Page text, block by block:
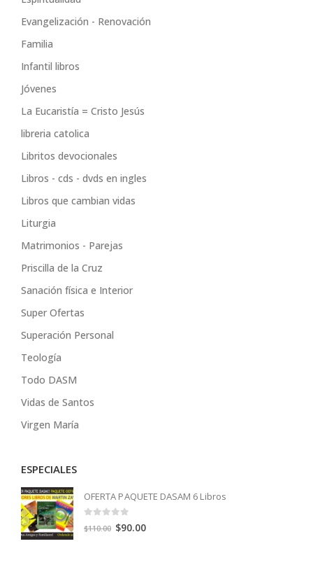
Evangelización - Renovación
Familia
Infantil libros
Jóvenes
La Eucaristía = Cristo Jesús
libreria catolica
Libritos devocionales
Libros - cds - dvds en ingles
Libros que cambian vidas
Liturgia
Matrimonios - Parejas
Priscilla de la Cruz
Sanación física e Interior
Super Ofertas
Superación Personal
Teología
Todo DASM
Vidas de Santos
Virgen María
ESPECIALES
OFERTA PAQUETE DASAM 6 Libros
out of 5
$110.00 Original
$90.00Current